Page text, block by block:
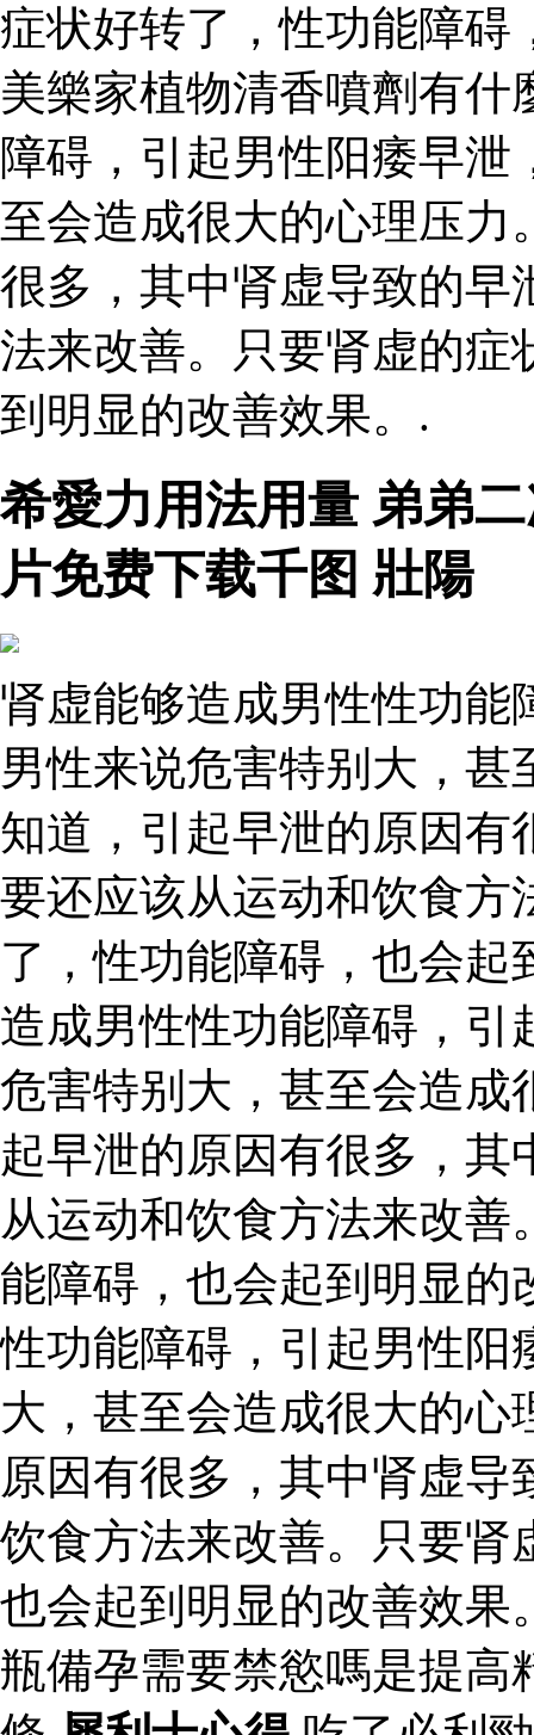
症状好转了，性功能障碍
美樂家植物清香噴劑有
障碍，引起男性阳痿早
至会造成很大的心理压力
很多，其中肾虚导致的早
法来改善。只要肾虚的症
到明显的改善效果。.
希愛力用法用量 弟弟
片免费下载千图 壯陽
肾虚能够造成男性性功能
男性来说危害特别大，
知道，引起早泄的原因有
要还应该从运动和饮食方
了，性功能障碍，也会
造成男性性功能障碍，引
危害特别大，甚至会造成
起早泄的原因有很多，
从运动和饮食方法来改
能障碍，也会起到明显的
性功能障碍，引起男性阳
大，甚至会造成很大的
原因有很多，其中肾虚
饮食方法来改善。只要肾
也会起到明显的改善效果
瓶備孕需要禁慾嗎是提高